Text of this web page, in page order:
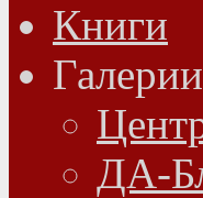
Книги
Галерии
ДА-